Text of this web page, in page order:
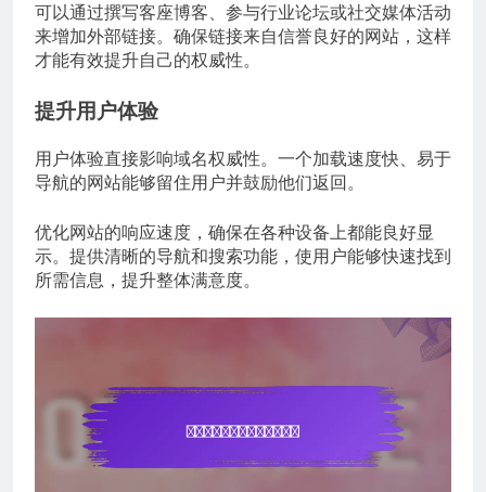
可以通过撰写客座博客、参与行业论坛或社交媒体活动
来增加外部链接。确保链接来自信誉良好的网站，这样
才能有效提升自己的权威性。
提升用户体验
用户体验直接影响域名权威性。一个加载速度快、易于
导航的网站能够留住用户并鼓励他们返回。
优化网站的响应速度，确保在各种设备上都能良好显
示。提供清晰的导航和搜索功能，使用户能够快速找到
所需信息，提升整体满意度。